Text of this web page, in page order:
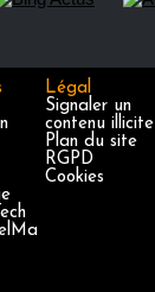
Légal
Signaler un
contenu illicite
Plan du site
RGPD
Cookies